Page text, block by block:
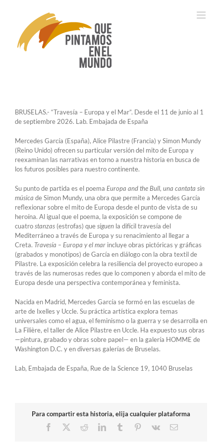
BRUSELAS.- “Travesía – Europa y el Mar”. Desde el 11 de junio al 1
de septiembre 2026. Lab. Embajada de España
Mercedes García (España), Alice Pilastre (Francia) y Simon Mundy
(Reino Unido) ofrecen su particular versión del mito de Europa y
reexaminan las narrativas en torno a nuestra historia en busca de
los futuros posibles para nuestro continente.
Su punto de partida es el poema Europa and the Bull, una cantata sin
música de Simon Mundy, una obra que permite a Mercedes García
reflexionar sobre el mito de Europa desde el punto de vista de su
heroína. Al igual que el poema, la exposición se compone de
cuatrostanzas (estrofas) quesiguen la difícil travesía del
Mediterráneo a través de Europa y su renacimiento al llegar a
Creta. Travesía – Europa y el mar incluye obras pictóricas y gráficas
(grabados y monotipos) de García en diálogo con la obra textil de
Pilastre. La exposición celebra la resiliencia del proyecto europeo a
través de las numerosas redes que lo componen y aborda el mito de
Europa desde una perspectiva contemporánea y feminista.
Nacida en Madrid, Mercedes García se formó en las escuelas de
arte de Ixelles y Uccle. Su práctica artística explora temas
universales como el agua, el feminismo o la guerra y se desarrolla en
La Filière, el taller de Alice Pilastre en Uccle. Ha expuesto sus obras
—pintura, grabado y obras sobre papel— en la galería HOMME de
Washington D.C. y en diversas galerías de Bruselas.
Lab, Embajada de España, Rue de la Science 19, 1040 Bruselas
Para compartir esta historia, elija cualquier plataforma
Facebook
RedditLinkedInTumblr Pinterest
Vk
Correo